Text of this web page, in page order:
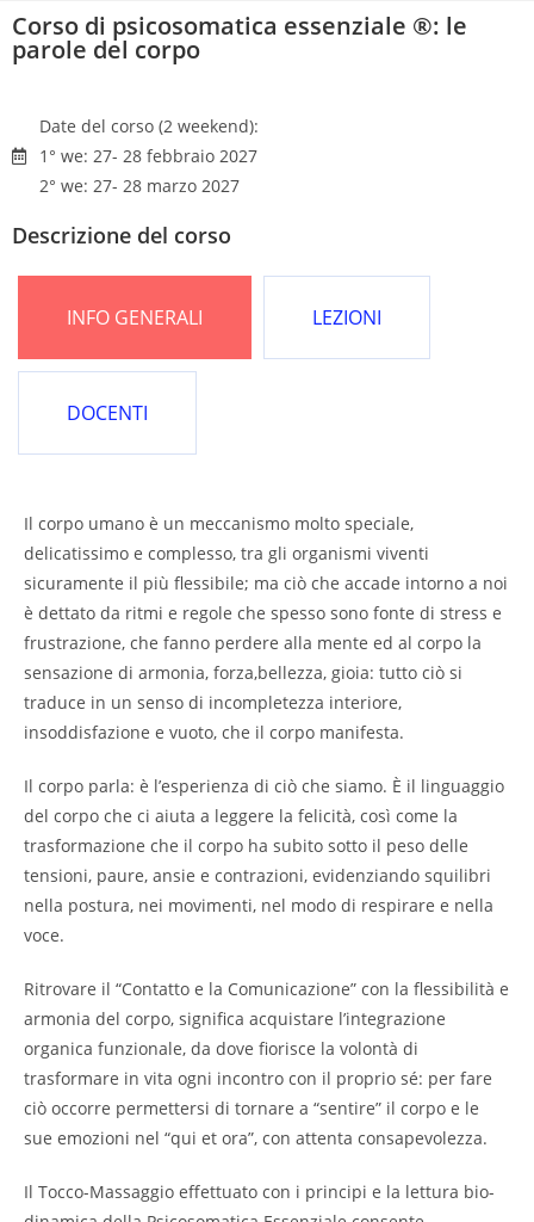
Corso di psicosomatica essenziale ®: le
parole del corpo
Date del corso (2 weekend):
1° we: 27- 28 febbraio 2027
2° we: 27- 28 marzo 2027
Descrizione del corso
INFO GENERALI LEZIONI
DOCENTI
Il corpo umano è un meccanismo molto speciale,
delicatissimo e complesso, tra gli organismi viventi
sicuramente il più flessibile; ma ciò che accade intorno a noi
è dettato da ritmi e regole che spesso sono fonte di stress e
frustrazione, che fanno perdere alla mente ed al corpo la
sensazione di armonia, forza,bellezza, gioia: tutto ciò si
traduce in un senso di incompletezza interiore,
insoddisfazione e vuoto, che il corpo manifesta.
Il corpo parla: è l’esperienza di ciò che siamo. È il linguaggio
del corpo che ci aiuta a leggere la felicità, così come la
trasformazione che il corpo ha subito sotto il peso delle
tensioni, paure, ansie e contrazioni, evidenziando squilibri
nella postura, nei movimenti, nel modo di respirare e nella
voce.
Ritrovare il “Contatto e la Comunicazione” con la flessibilità e
armonia del corpo, significa acquistare l’integrazione
organica funzionale, da dove fiorisce la volontà di
trasformare in vita ogni incontro con il proprio sé: per fare
ciò occorre permettersi di tornare a “sentire” il corpo e le
sue emozioni nel “qui et ora”, con attenta consapevolezza.
Il Tocco-Massaggio effettuato con i principi e la lettura bio-